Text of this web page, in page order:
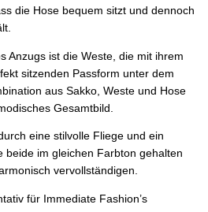
die Hose bequem sitzt und dennoch
Anzugs ist die Weste, die mit ihrem
sitzenden Passform unter dem
aus Sakko, Weste und Hose
Gesamtbild.
eine stilvolle Fliege und ein
beide im gleichen Farbton gehalten
vervollständigen.
für Immediate Fashion’s